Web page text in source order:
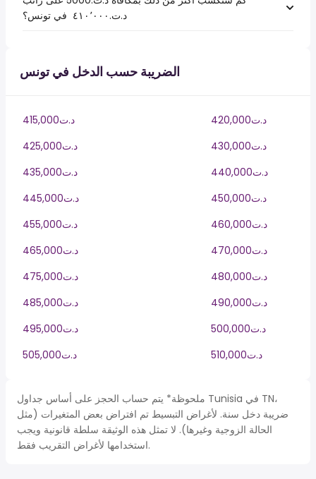
د.ت.‏٤١٠٬٠٠٠ ‏ في تونس؟
الضريبة حسب الدخل في تونس
415,000د.ت
420,000د.ت
425,000د.ت
430,000د.ت
435,000د.ت
440,000د.ت
445,000د.ت
450,000د.ت
455,000د.ت
460,000د.ت
465,000د.ت
470,000د.ت
475,000د.ت
480,000د.ت
485,000د.ت
490,000د.ت
495,000د.ت
500,000د.ت
505,000د.ت
510,000د.ت
ملحوظة* يتم حساب الحجز على أساس جداول Tunisia في TN،
ضريبة دخل سنة. لأغراض التبسيط تم افتراض بعض المتغيرات (مثل
الحالة الزوجية وغيرها). لا تمثل هذه الوثيقة سلطة قانونية ويجب
استخدامها لأغراض التقريب فقط.